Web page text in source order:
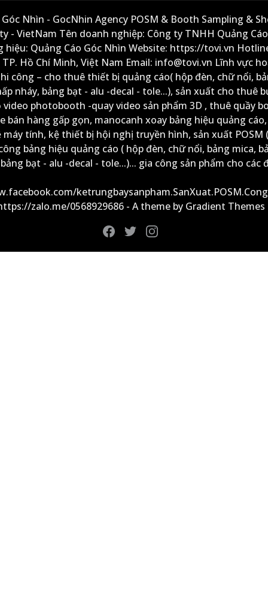
Nhìn - GocNhin Agency POSM & Booth Sampling &
- VietNam Tên doanh nghiệp: Công ty TNHH Quảng
Quảng Cáo Góc Nhìn Website: https://tovi.vn
Hồ Chí Minh, Việt Nam Email: info@tovi.vn Lĩnh vực
công – cho thuê thiết bị quảng cáo( hộp đèn, chữ nổi,
nháy, bảng bạt - alu -decal - tole...), sản xuất cho thuê
photobooth -quay video sản phẩm 3D , thuê quầy
bán hàng gấp gọn, manocanh xoay bảng hiệu quảng
tính, kệ thiết bị hội nghị truyền hình, sản xuất POSM
bảng hiệu quảng cáo ( hộp đèn, chữ nổi, bảng mica,
bạt - alu -decal - tole...)... gia công sản phẩm cho các
zalo.me/0568929686 - A theme by Gradient